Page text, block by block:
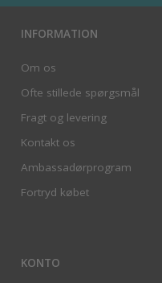
INFORMATION
Om os
Ofte stillede spørgsmål
Fragt og levering
Kontakt os
Ambassadørprogram
Fortryd købet
KONTO